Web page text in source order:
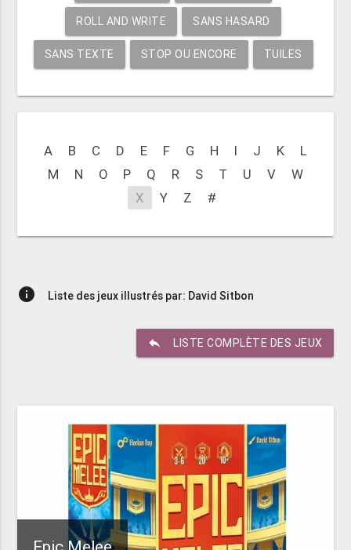
ROLL AND WRITE SANS HASARD
SANS TEXTE STOP OU ENCORE TUILES
A B C D E F G H I J K
L
M
N O P Q R S T U V
W
X
Y Z #
info Liste des jeux illustrés par: David Sitbon
reply LISTE COMPLÈTE DES JEUX